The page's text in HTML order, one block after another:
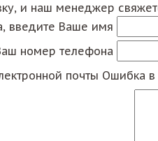
и наш менеджер
введите Ваше имя
номер телефона
почты Ошибка в